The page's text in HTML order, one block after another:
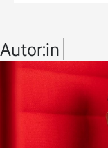
Autor:in